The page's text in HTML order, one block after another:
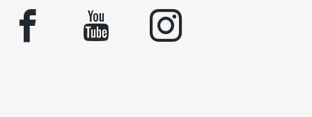
facebook youtube instagram